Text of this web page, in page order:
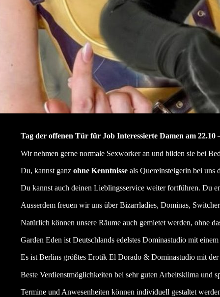
Tag der offenen Tür für Job Interessierte Damen am 22.10
Wir nehmen gerne normale Sexworker an und bilden sie bei
Du, kannst ganz ohne Kenntnisseals Quereinsteigerin bei uns
Du kannst auch deinen Lieblingsservice weiter fortführen. Du
Ausserdem freuen wir uns über Bizarrladies, Dominas,
Natürlich können unsere Räume auch gemietet werden, ohne
Garden Eden ist Deutschlands edelstes Dominastudio mit
Es ist Berlins größtes Erotik El Dorado & Dominastudio mit
Beste Verdienstmöglichkeiten bei sehr guten Arbeitsklima und
Termine und Anwesenheiten können individuell gestaltet